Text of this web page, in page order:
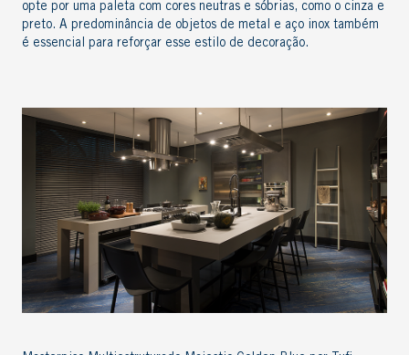
opte por uma paleta com cores neutras e sóbrias, como o cinza e
preto. A predominância de objetos de metal e aço inox também
é essencial para reforçar esse estilo de decoração.